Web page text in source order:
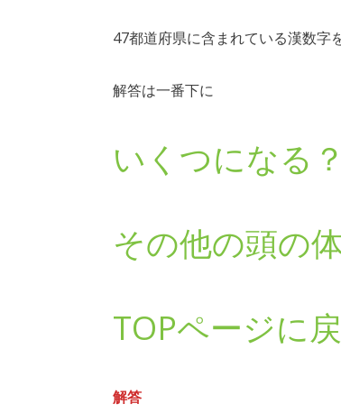
47都道府県に含まれている漢数字
解答は一番下に
いくつになる
その他の頭の
TOPページに
解答